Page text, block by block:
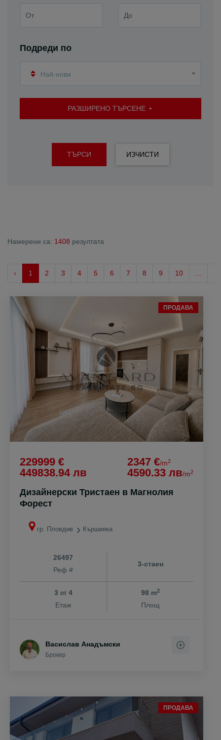
Подреди по
Най-нови
РАЗШИРЕНО ТЪРСЕНЕ
ТЪРСИ ИЗЧИСТИ
Намерени са: 1408 резултата
‹ 1 2 3 4 5 6 7 8 9 10
ПРОДАВА
229999 €
449838.94 лв
2347 €/m2
4590.33 лв/m2
Дизайнерски Тристаен в Магнолия
Форест
гр. Пловдив Кършияка
26497
Реф #
3-стаен
3 от4
Етаж
98 m2
Площ
Васислав Анадъмски
Брокер
ПРОДАВА